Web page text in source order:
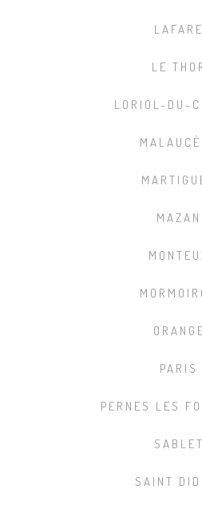
LAFARE
LE
LORIOL-DU-
MAZAN
ORANGE
PARIS
PERNES LES
SABLET
SAINT